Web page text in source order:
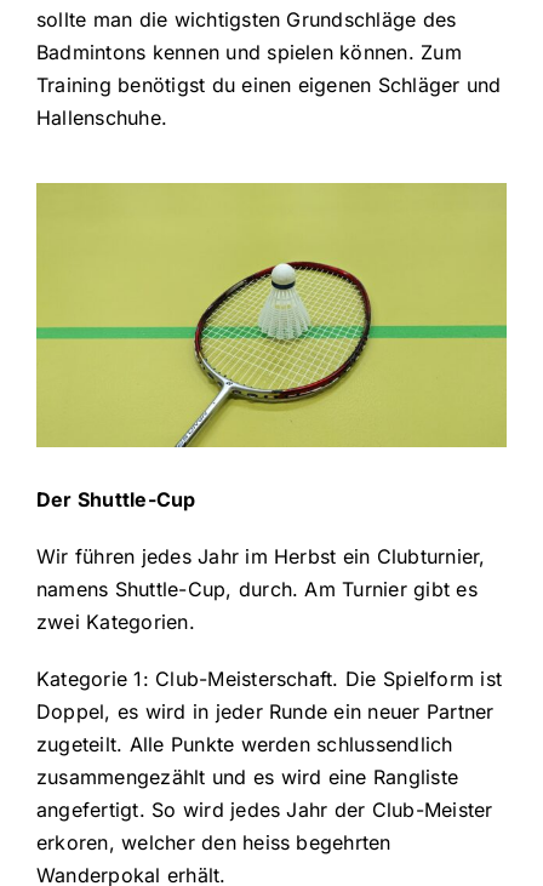
sollte man die wichtigsten Grundschläge des
Badmintons kennen und spielen können. Zum
Training benötigst du einen eigenen Schläger und
Hallenschuhe.
Der Shuttle-Cup
Wir führen jedes Jahr im Herbst ein Clubturnier,
namens Shuttle-Cup, durch. Am Turnier gibt es
zwei Kategorien.
Kategorie 1: Club-Meisterschaft. Die Spielform ist
Doppel, es wird in jeder Runde ein neuer Partner
zugeteilt. Alle Punkte werden schlussendlich
zusammengezählt und es wird eine Rangliste
angefertigt. So wird jedes Jahr der Club-Meister
erkoren, welcher den heiss begehrten
Wanderpokal erhält.